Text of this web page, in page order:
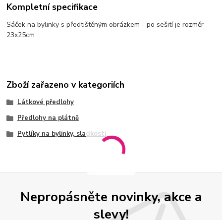
Kompletní specifikace
Sáček na bylinky s předtištěným obrázkem - po sešití je rozměr
23x25cm
Zboží zařazeno v kategoriích
Látkové předlohy
Předlohy na plátně
Pytlíky na bylinky, sladkosti
Nepropásněte novinky, akce a
slevy!